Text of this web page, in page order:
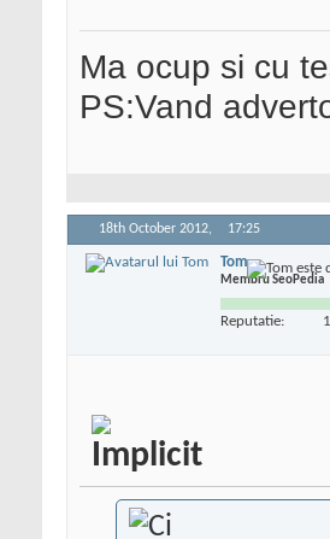
Ma ocup si cu
PS:Vand
18th October 2012, 17:25
Tom
Membru SeoPedia
Reputatie: